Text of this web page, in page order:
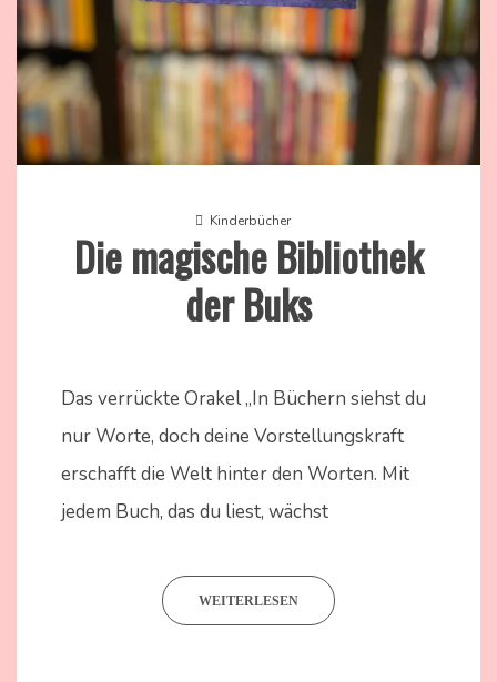
Kinderbücher
Die magische Bibliothek
der Buks
August
2024
Kammer
Das verrückte Orakel „In Büchern siehst du
nur Worte, doch deine Vorstellungskraft
erschafft die Welt hinter den Worten. Mit
jedem Buch, das du liest, wächst
WEITERLESEN